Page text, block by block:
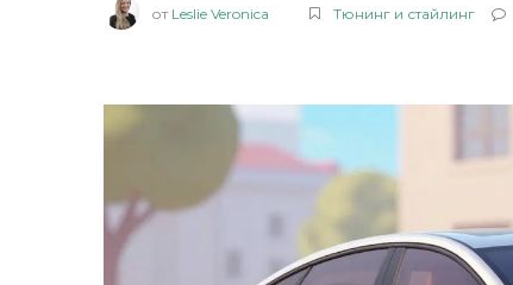
от Leslie Veronica Тюнинг и стайлинг